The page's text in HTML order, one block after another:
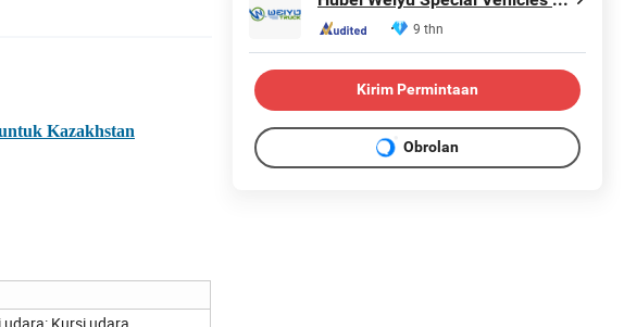
Kazakhstan
Kursi udara
9 thn
Kirim Permintaan
Obrolan